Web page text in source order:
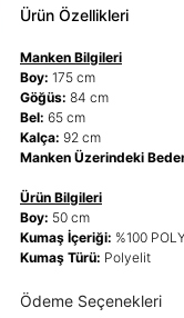
Ürün Özellikleri
Manken Bilgileri
Boy: 175 cm
Göğüs: 84 cm
Bel: 65 cm
Kalça: 92 cm
Manken Üzerindeki
Ürün Bilgileri
Boy: 50 cm
Kumaş İçeriği: %100
Kumaş Türü: Polyelit
Ödeme Seçenekleri